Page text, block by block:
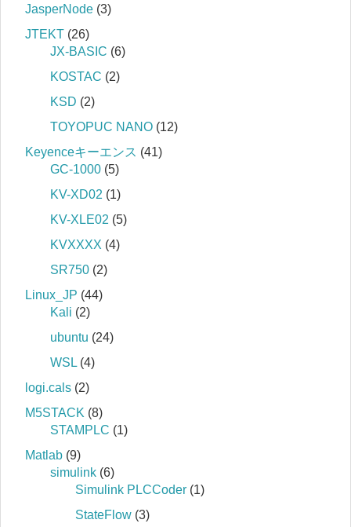
JasperNode (3)
JTEKT (26)
JX-BASIC (6)
KOSTAC (2)
KSD (2)
TOYOPUC NANO (12)
Keyenceキーエンス (41)
GC-1000 (5)
KV-XD02 (1)
KV-XLE02 (5)
KVXXXX (4)
SR750 (2)
Linux_JP (44)
Kali (2)
ubuntu (24)
WSL (4)
logi.cals (2)
M5STACK (8)
STAMPLC (1)
Matlab (9)
simulink (6)
Simulink PLCCoder (1)
StateFlow (3)